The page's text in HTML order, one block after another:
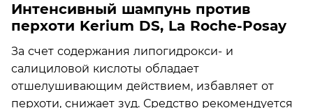
Интенсивный шампунь против
перхоти Kerium DS, La Roche-Posay
За счет содержания липогидрокси- и
салициловой кислоты обладает
отшелушивающим действием, избавляет от
перхоти, снижает зуд. Средство рекомендуется